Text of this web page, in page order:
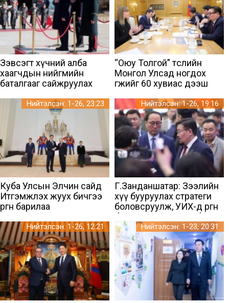
Зэвсэгт хүчний алба
хаагчдын нийгмийн
баталгааг сайжруулах
шийдвэрлэхээр болов
“Оюу Толгой” төслийн
Монгол Улсад ногдох
өгөөжийг 60 хувиас дээш
багтаан ногдол ашиг
олгох шаардлага тавилаа
Куба Улсын Элчин сайд
Итгэмжлэх жуух бичгээ
өргөн барилаа
Нийтэлсэн: 1-26, 23:23
Г.Занданшатар: Зээлийн
хүү бууруулах стратеги
боловсруулж, УИХ-д өргөн
барихаар ажиллаж байна
Нийтэлсэн: 1-26, 19:16
Нийтэлсэн: 1-26, 12:21 Нийтэлсэн: 1-23, 20:31